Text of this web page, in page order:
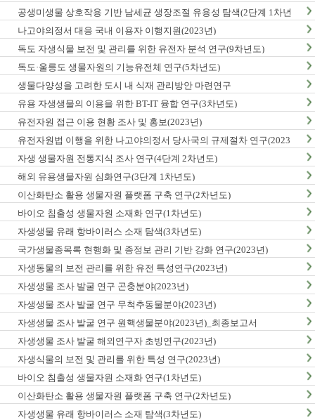
공생미생물 상호작용 기반 남세균 생장조절 유용성 탐색(2단계 1차년
도)
나고야의정서 대응 국내 이용자 이행지원(2023년)
독도 자생식물 보전 및 관리를 위한 유전자 분석 연구(9차년도)
독도·울릉도 생물자원의 기능유전체 연구(5차년도)
생물다양성을 고려한 도시 내 식재 관리방안 마련연구
유용 자생생물의 이용을 위한 BT-IT 융합 연구(3차년도)
유전자원 접근 이용 현황 조사 및 홍보(2023년)
유전자원법 이행을 위한 나고야의정서 당사국의 규제절차 연구(2023
년)
자생 생물자원 전통지식 조사 연구(4단계 2차년도)
해외 유용생물자원 심화연구(3단계 1차년도)
이산화탄소 활용 생물자원 플랫폼 구축 연구(2차년도)
바이오 침출성 생물자원 소재화 연구(1차년도)
자생생물 유래 항바이러스 소재 탐색(3차년도)
국가생물종목록 현행화 및 종정보 관리 기반 강화 연구(2023년)
자생동물의 보전 관리를 위한 유전 특성연구(2023년)
자생생물 조사 발굴 연구 곤충분야(2023년)
자생생물 조사 발굴 연구 무척추동물분야(2023년)
자생생물 조사 발굴 연구 원핵생물분야(2023년)_최종보고서
자생생물 조사 발굴 해외연구자 초빙연구(2023년)
자생식물의 보전 및 관리를 위한 특성 연구(2023년)
바이오 침출성 생물자원 소재화 연구(1차년도)
이산화탄소 활용 생물자원 플랫폼 구축 연구(2차년도)
자생생물 유래 항바이러스 소재 탐색(3차년도)